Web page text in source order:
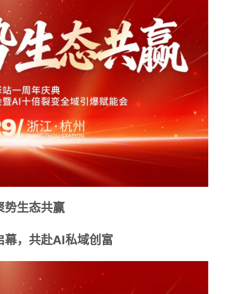
势生态共赢
幕，共赴AI私域创富